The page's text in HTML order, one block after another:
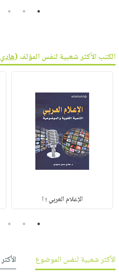
1
2
3
الكتب الأكثر شعبية لنفس المؤلف (
الإعلام العربي ؛ ا
1
2
3
الأكثر شعبية لنفس الموضوع